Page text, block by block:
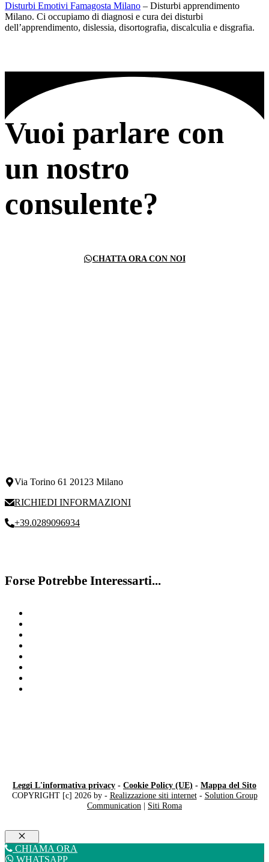
Disturbi Emotivi Famagosta Milano – Disturbi apprendimento
Milano. Ci occupiamo di diagnosi e cura dei disturbi
dell’apprendimento, dislessia, disortografia, discalculia e disgrafia.
Vuoi parlare con
un nostro
consulente?
CHATTA ORA CON NOI
Via Torino 61 20123 Milano
RICHIEDI INFORMAZIONI
+39.0289096934
Forse Potrebbe Interessarti...
Leggi L'informativa privacy - Cookie Policy (UE) - Mappa del Sito
COPYRIGHT [c] 2026 by - Realizzazione siti internet- Solution Group
Communication | Siti Roma
Chiudi
CHIAMA ORA
WHATSAPP